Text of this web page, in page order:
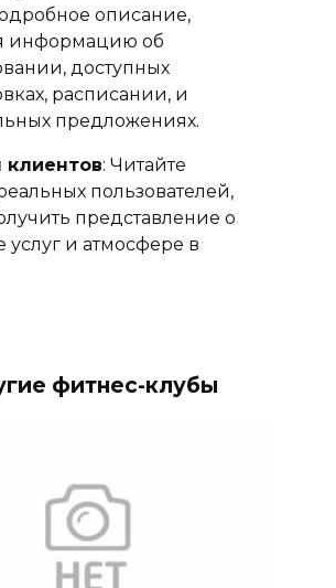
описание,
информацию об
доступных
расписании, и
предложениях.
: Читайте
пользователей,
представление о
услуг и атмосфере в
фитнес-клубы